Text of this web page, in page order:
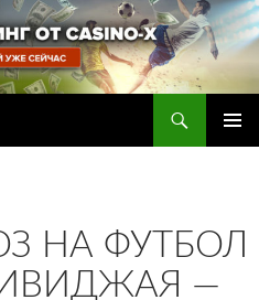
НА ФУТБОЛ
—